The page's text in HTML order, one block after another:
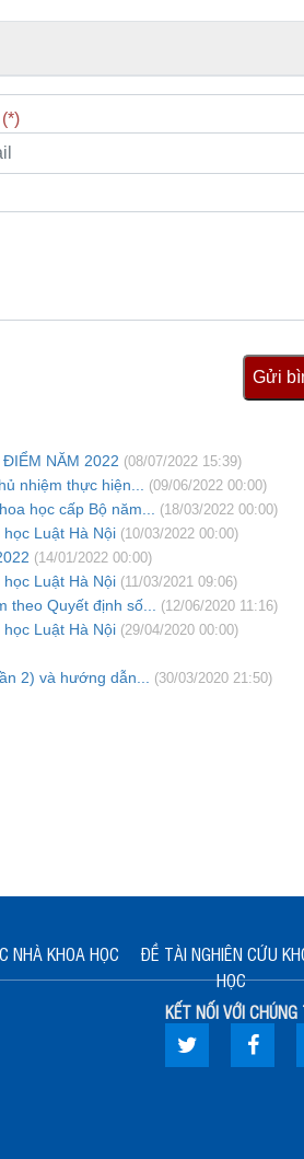
(*)
Gửi
NĂM 2022 (08/07/2022 15:39)
nhiệm thực hiện... (09/06/2022 00:00)
học cấp Bộ năm... (18/03/2022 00:00)
Luật Hà Nội (10/03/2022 00:00)
(14/01/2022 00:00)
Luật Hà Nội (11/03/2021 09:06)
Quyết định số... (12/06/2020 11:16)
Luật Hà Nội (29/04/2020 00:00)
2) và hướng dẫn... (30/03/2020 21:50)
NHÀ KHOA HỌC
ĐỀ TÀI NGHIÊN CỨU
HỌC
KẾT NỐI VỚI CHÚNG